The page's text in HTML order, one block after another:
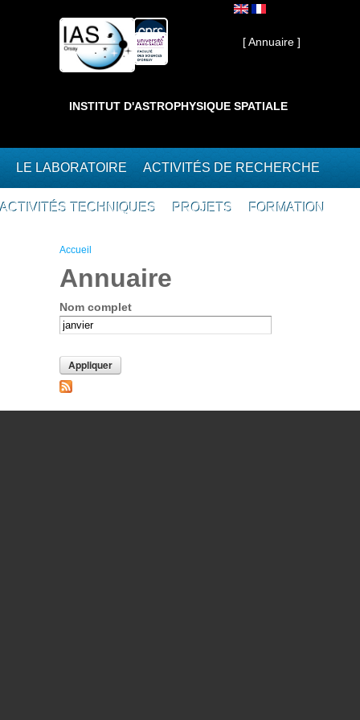
Interne ]
[ Annuaire ]
INSTITUT D'ASTROPHYSIQUE SPATIALE
LE LABORATOIRE ACTIVITÉS DE RECHERCHE
ACTIVITÉS TECHNIQUES PROJETS FORMATION
Vous êtes ici
Accueil
Annuaire
Nom complet